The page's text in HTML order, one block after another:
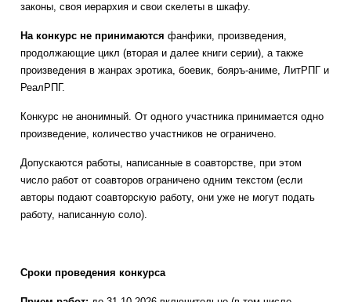
законы, своя иерархия и свои скелеты в шкафу.
На конкурс не принимаются фанфики, произведения,
продолжающие цикл (вторая и далее книги серии), а также
произведения в жанрах эротика, боевик, бояръ-аниме, ЛитРПГ и
РеалРПГ.
Конкурс не анонимный. От одного участника принимается одно
произведение, количество участников не ограничено.
Допускаются работы, написанные в соавторстве, при этом
число работ от соавторов ограничено одним текстом (если
авторы подают соавторскую работу, они уже не могут подать
работу, написанную соло).
Сроки проведения конкурса